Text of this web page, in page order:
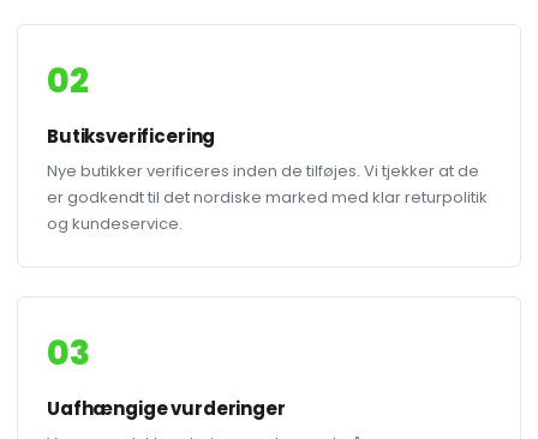
02
Butiksverificering
Nye butikker verificeres inden de tilføjes. Vi tjekker at de
er godkendt til det nordiske marked med klar returpolitik
og kundeservice.
03
Uafhængige vurderinger